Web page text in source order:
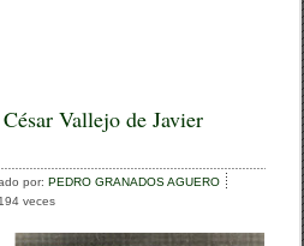
Vallejo de Javier
por:PEDRO GRANADOS AGUERO
veces